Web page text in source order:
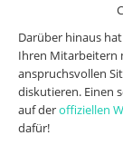
Darüber hinaus
Ihren Mitarbeitern
anspruchsvollen
diskutieren. Einen
auf deroffiziellen
dafür!